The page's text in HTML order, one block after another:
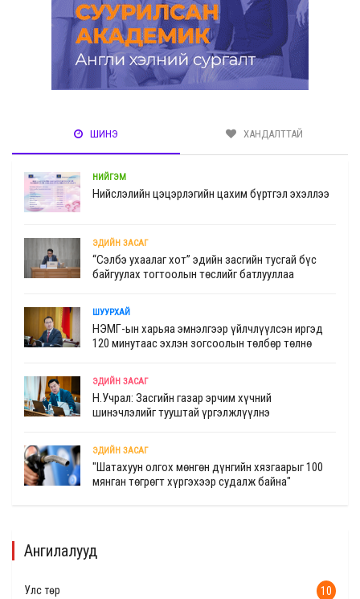
ШИНЭ ХАНДАЛТТАЙ
НИЙГЭМ
Нийслэлийн цэцэрлэгийн цахим бүртгэл эхэллээ
ЭДИЙН ЗАСАГ
“Сэлбэ ухаалаг хот” эдийн засгийн тусгай бүс
байгуулах тогтоолын төслийг батлууллаа
ШУУРХАЙ
НЭМГ-ын харьяа эмнэлгээр үйлчлүүлсэн иргэд
120 минутаас эхлэн зогсоолын төлбөр төлнө
ЭДИЙН ЗАСАГ
Н.Учрал: Засгийн газар эрчим хүчний
шинэчлэлийг тууштай үргэлжлүүлнэ
ЭДИЙН ЗАСАГ
"Шатахуун олгох мөнгөн дүнгийн хязгаарыг 100
мянган төгрөгт хүргэхээр судалж байна"
Ангилалууд
Улс төр 10